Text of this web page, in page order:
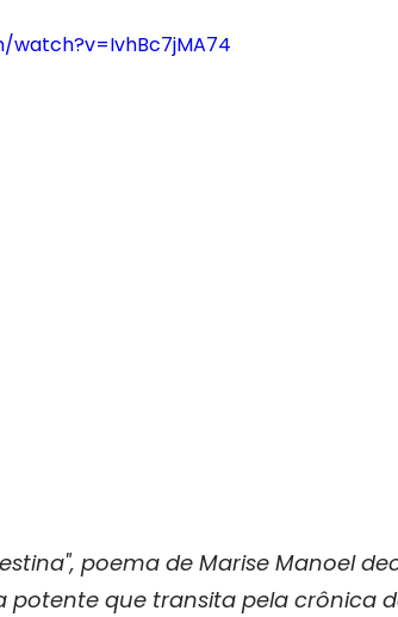
poema de Marise Manoel
potente que transita pela crônica